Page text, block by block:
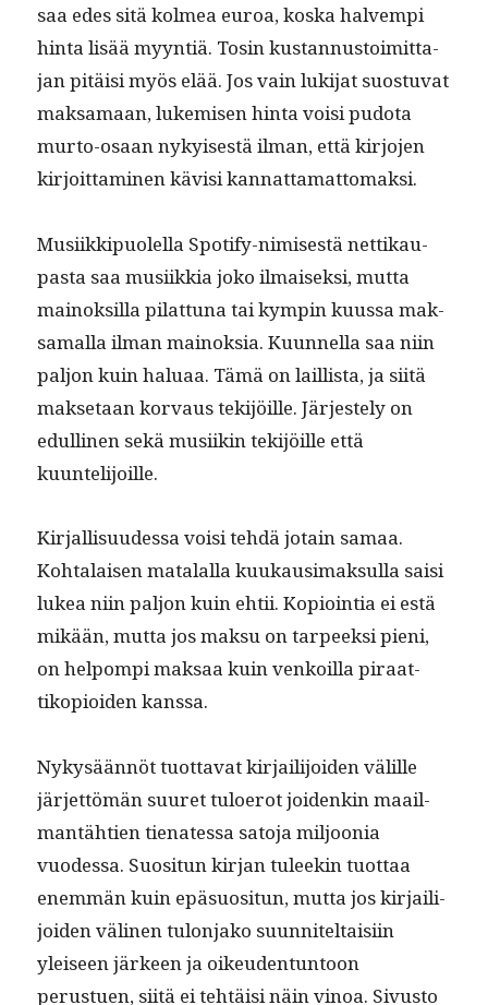
saa edes sitä kolmea euroa, kos­ka halvem­pi
hin­ta lisää myyn­tiä. Tosin kus­tan­nus­toimit­ta­
jan pitäisi myös elää. Jos vain luk­i­jat suos­tu­vat
mak­samaan, lukemisen hin­ta voisi pudo­ta
mur­to-osaan nykyis­es­tä ilman, että kir­jo­jen
kir­joit­ta­mi­nen kävisi kannattamattomaksi.
Musi­ikkipuolel­la Spo­ti­fy-nimis­es­tä net­tikau­
pas­ta saa musi­ikkia joko ilmaisek­si, mut­ta
main­ok­sil­la pilat­tuna tai kympin kuus­sa mak­
samal­la ilman main­ok­sia. Kuun­nel­la saa niin
paljon kuin halu­aa. Tämä on lail­lista, ja siitä
mak­se­taan kor­vaus tek­i­jöille. Jär­jeste­ly on
edulli­nen sekä musi­ikin tek­i­jöille että
kuuntelijoille.
Kir­jal­lisu­udessa voisi tehdä jotain samaa.
Kohta­laisen mata­lal­la kuukausi­mak­sul­la saisi
lukea niin paljon kuin ehtii. Kopi­oin­tia ei estä
mikään, mut­ta jos mak­su on tarpeek­si pieni,
on helpom­pi mak­saa kuin venkoil­la piraat­
tiko­pi­oiden kanssa.
Nykysään­nöt tuot­ta­vat kir­jail­i­joiden välille
jär­jet­tömän suuret tulo­erot joidenkin maail­
man­täh­tien tien­ates­sa sato­ja miljoo­nia
vuodessa. Suosi­tun kir­jan tuleekin tuot­taa
enem­män kuin epä­su­osi­tun, mut­ta jos kir­jail­i­
joiden väli­nen tulon­jako suun­niteltaisi­in
yleiseen jär­keen ja oikeu­den­tun­toon
perustuen, siitä ei tehtäisi näin vinoa. Sivus­to